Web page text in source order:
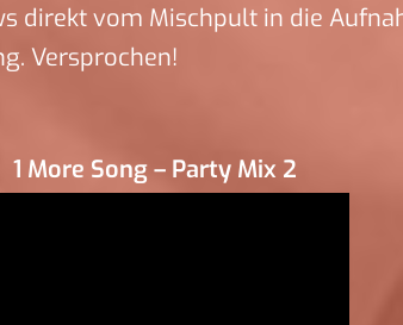
direkt vom Mischpult in die
Versprochen!
1 More Song – Party Mix 2